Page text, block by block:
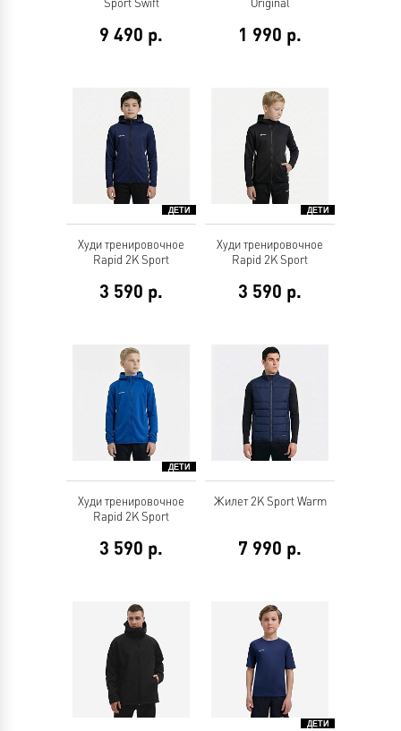
9 490 р. 1 990 р.
Худи тренировочное
Rapid 2K Sport
3 590 р.
Худи тренировочное
Rapid 2K Sport
3 590 р.
Худи тренировочное
Rapid 2K Sport
3 590 р.
Жилет 2K Sport Warm
7 990 р.